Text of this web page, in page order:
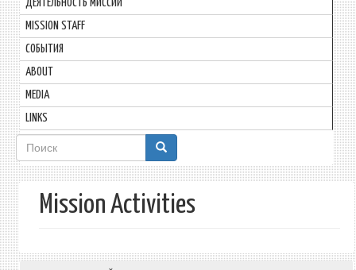
ДЕЯТЕЛЬНОСТЬ МИССИИ
MISSION STAFF
СОБЫТИЯ
ABOUT
MEDIA
LINKS
Форма
поиска
Mission Activities